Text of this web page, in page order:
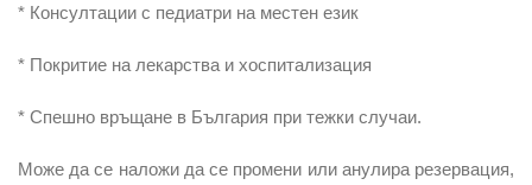
* Консултации с педиатри на местен език
* Покритие на лекарства и хоспитализация
* Спешно връщане в България при тежки случаи.
Може да се наложи да се промени или анулира резервация,